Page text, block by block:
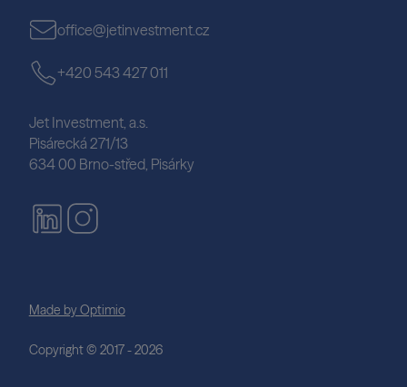
office@jetinvestment.cz
+420 543 427 011
Jet Investment, a.s.
Pisárecká 271/13
634 00 Brno-střed, Pisárky
Copyright © 2017 - 2026
Made by Optimio